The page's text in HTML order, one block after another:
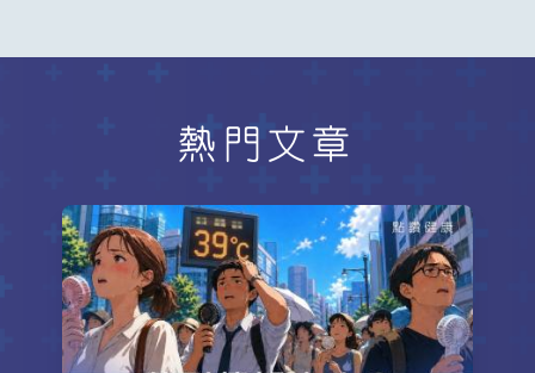
熱門文章